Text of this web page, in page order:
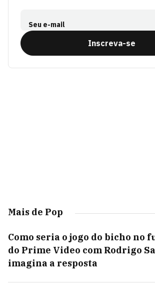
Seu e-mail
Inscreva-se
Mais de Pop
Como seria o jogo do bicho no
do Prime Video com Rodrigo
imagina a resposta